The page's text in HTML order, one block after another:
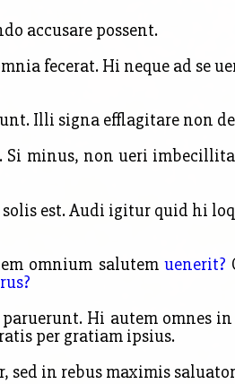
accusare possent.
fecerat. Hi neque ad se
Illi signa efflagitare non
minus, non ueri
est. Audi igitur quid hi
omnium salutem uenerit?
Hi autem omnes
per gratiam ipsius.
in rebus maximis